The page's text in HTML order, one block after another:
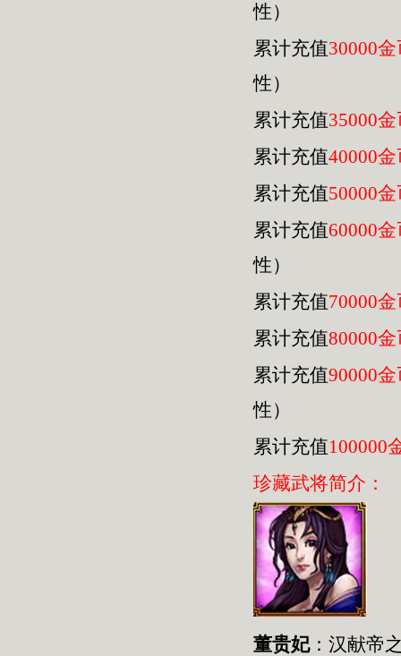
性）
累计充值30000
性）
累计充值35000
累计充值40000
累计充值50000
累计充值60000
性）
累计充值70000
累计充值80000
累计充值90000
性）
累计充值100000
珍藏武将简介：
董贵妃：汉献帝